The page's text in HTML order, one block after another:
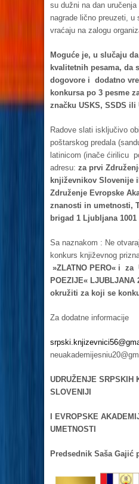
su dužni na dan
nagrade lično preuzeti, u
vraćaju na zalogu
Moguće je, u slučaju
kvalitetnih pesama, da
dogovore i dodatno
konkursa po 3 pesme
značku USKS, SSDS ili
Radove slati isključivo
poštarskog predala
latinicom (inače ćirilicu
adresu: za prvi
književnikov Slovenije
Združenje Evropske
znanosti in umetnosti,
brigad 1 Ljubljana 1001
Sa naznakom : Ne
konkurs književnog
»ZLATNO PERO« i za
POEZIJE« LJUBLJANA
okružiti za koji se
Za dodatne informacije
UDRUŽENJE SRPSKIH
SLOVENIJI
I EVROPSKE
UMETNOSTI
Predsednik Saša Gajić